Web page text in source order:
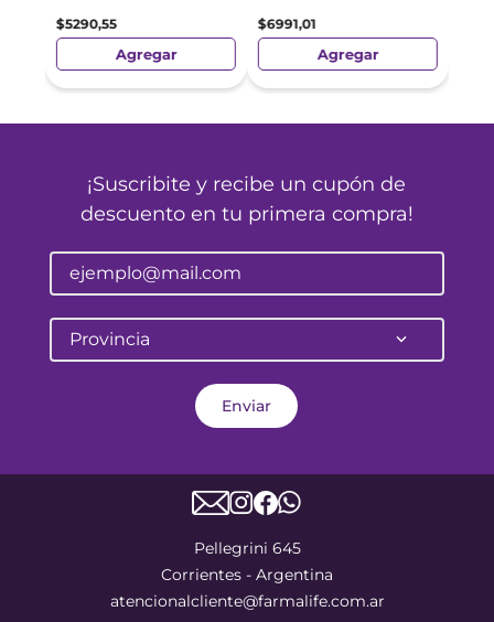
$5290,55
Agregar
$6991,01
Agregar
¡Suscribite y recibe un cupón de
descuento en tu primera compra!
Provincia
Enviar
Pellegrini 645
Corrientes - Argentina
atencionalcliente@farmalife.com.ar